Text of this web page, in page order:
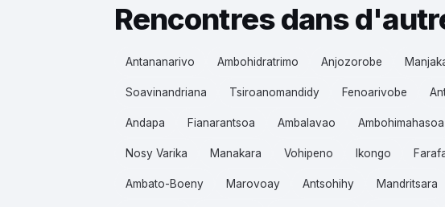
Rencontres dans
Antananarivo Ambohidratrimo Anjozorobe
Soavinandriana Tsiroanomandidy Fenoarivobe
Andapa Fianarantsoa Ambalavao Ambohimahasoa
Nosy Varika Manakara Vohipeno Ikongo
Ambato-Boeny Marovoay Antsohihy Mandritsara